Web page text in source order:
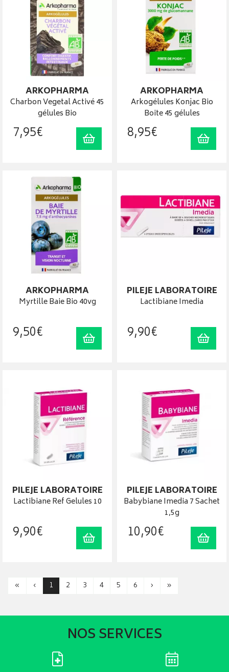
ARKOPHARMA
Charbon Vegetal Activé 45
gélules Bio
7,95€ Ajouter au panier
ARKOPHARMA
Arkogélules Konjac Bio
Boite 45 gélules
8,95€
ARKOPHARMA
Myrtille Baie Bio 40vg
9,50€ Ajouter au panier
PILEJE LABORATOIRE
Lactibiane Imedia
9,90€
PILEJE LABORATOIRE
Lactibiane Ref Gelules 10
9,90€ Ajouter au panier
PILEJE LABORATOIRE
Babybiane Imedia 7 Sachet
1,5g
10,90€
« ‹ 1 2 3 4 5 6 › »
NOS SERVICES